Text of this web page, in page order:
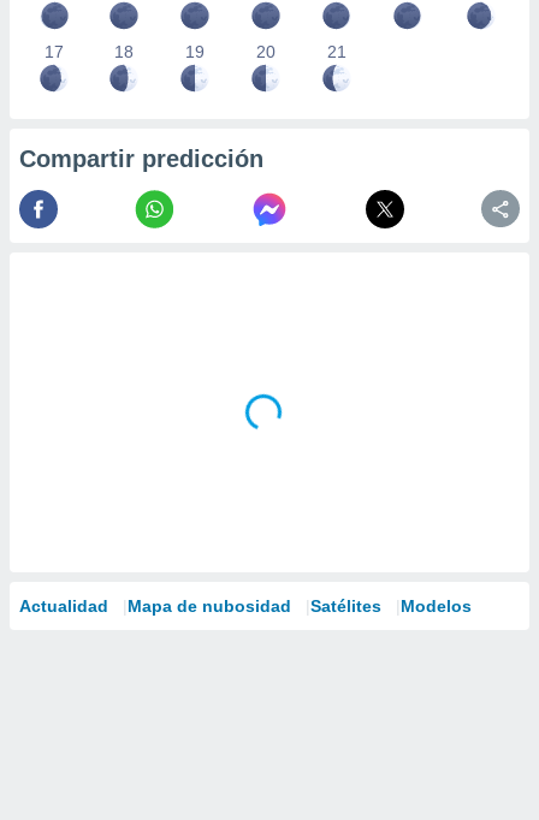
17 18 19 20 21
Compartir predicción
Actualidad Mapa de nubosidad Satélites Modelos